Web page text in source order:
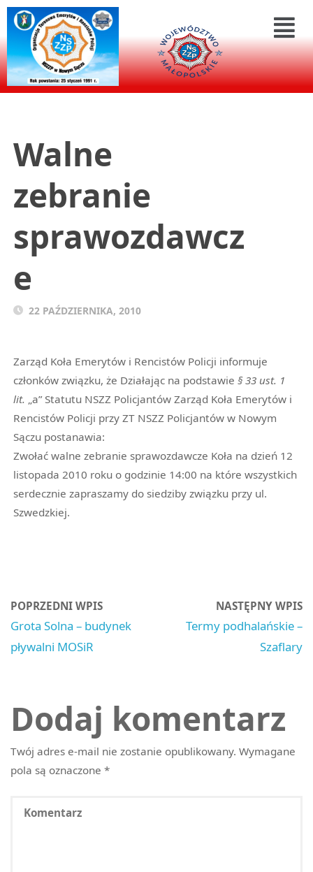
Walne
zebranie
sprawozdawcz
e
22 PAŹDZIERNIKA, 2010
Zarząd Koła Emerytów i Rencistów Policji informuje
członków związku, że Działając na podstawie§ 33 ust. 1
lit. „a” Statutu NSZZ Policjantów Zarząd Koła Emerytów i
Rencistów Policji przy ZT NSZZ Policjantów w Nowym
Sączu postanawia:
Zwołać walne zebranie sprawozdawcze Koła na dzień 12
listopada 2010 roku o godzinie 14:00 na które wszystkich
serdecznie zapraszamy do siedziby związku przy ul.
Szwedzkiej.
POPRZEDNI WPIS
Grota Solna – budynek
pływalni MOSiR
NASTĘPNY WPIS
Termy podhalańskie –
Szaflary
Dodaj komentarz
Twój adres e-mail nie zostanie opublikowany. Wymagane
pola są oznaczone*